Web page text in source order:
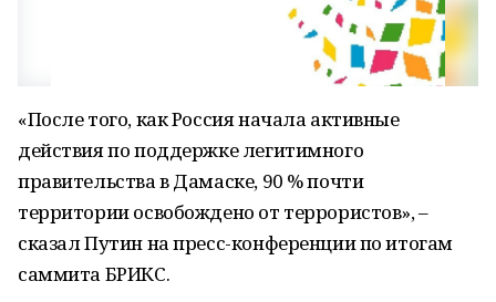
«После того, как Россия начала активные
действия по поддержке легитимного
правительства в Дамаске, 90 % почти
территории освобождено от террористов», –
сказал Путин на пресс-конференции по итогам
саммита БРИКС.